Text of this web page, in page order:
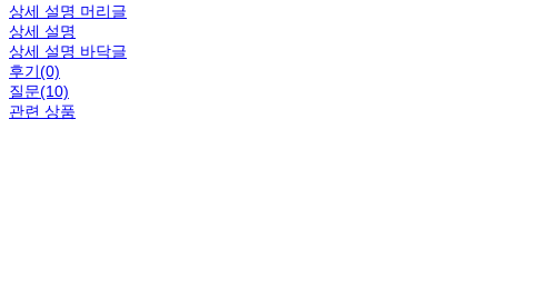
상세 설명 머리글
상세 설명
상세 설명 바닥글
후기(0)
질문(10)
관련 상품